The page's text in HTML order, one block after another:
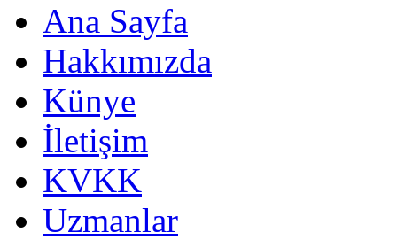
Ana Sayfa
Hakkımızda
Künye
İletişim
KVKK
Uzmanlar